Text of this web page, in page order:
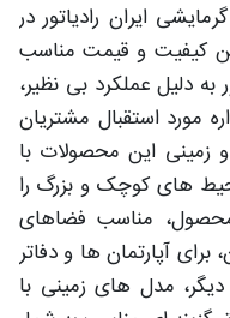
ایران رادیاتور در
کیفیت و قیمت مناسب
به دلیل عملکرد بی نظیر،
مورد استقبال مشتریان
زمینی این محصولات با
های کوچک و بزرگ را
مناسب فضاهای
آپارتمان ها و دفاتر
مدل های زمینی با